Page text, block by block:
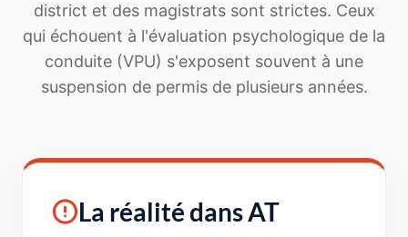
district et des magistrats sont strictes. Ceux
qui échouent à l'évaluation psychologique de la
conduite (VPU) s'exposent souvent à une
suspension de permis de plusieurs années.
La réalité dans AT